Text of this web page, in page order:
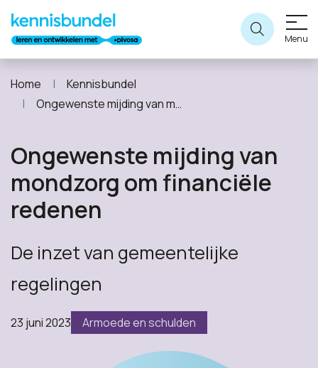
Menu
Home
Kennisbundel
Ongewenste mijding van mondzorg om financiële redenen
Ongewenste mijding van
mondzorg om financiële
redenen
De inzet van gemeentelijke
regelingen
23 juni 2023 Armoede en schulden